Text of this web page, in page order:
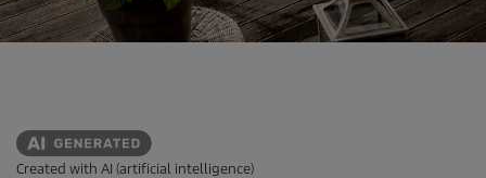
Created with AI (artificial intelligence)